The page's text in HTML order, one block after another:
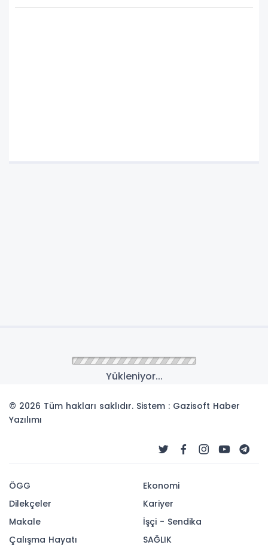
Yükleniyor...
© 2026 Tüm hakları saklıdır. Sistem : Gazisoft Haber
Yazılımı
ÖGG
Dilekçeler
Makale
Çalışma Hayatı
Ekonomi
Kariyer
İşçi - Sendika
SAĞLIK